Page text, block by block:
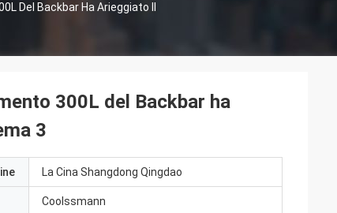
Del Backbar Ha Arieggiato Il
300L del Backbar ha
3
La Cina Shangdong Qingdao
Coolssmann